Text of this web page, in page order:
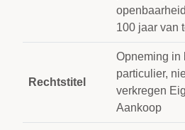
100 jaar van
Rechtstitel
Opneming in
particulier,
verkregen
Aankoop